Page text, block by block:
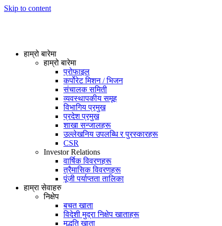
Skip to content
हाम्रो बारेमा
हाम्रो बारेमा
प्रोफाइल
कर्पोरेट मिशन / भिजन
संचालक समिती
व्यवस्थापकीय समूह
विभागिय प्रमुख
प्रदेश प्रमुख
शाखा सन्जालहरू
उल्लेखनिय उपलब्धि र पुरस्कारहरू
CSR
Investor Relations
वार्षिक विवरणहरू
त्रैमासिक विवरणहरू
पूंजी पर्याप्तता तालिका
हाम्रा सेवाहरु
निक्षेप
बचत खाता
विदेशी मुद्रा निक्षेप खाताहरू
मुद्धति खाता